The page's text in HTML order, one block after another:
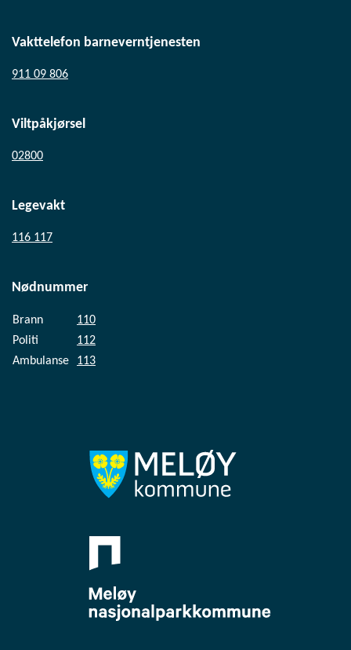
Vakttelefon barneverntjenesten
911 09 806
Viltpåkjørsel
02800
Legevakt
116 117
Nødnummer
Brann
110
Politi
112
Ambulanse
113